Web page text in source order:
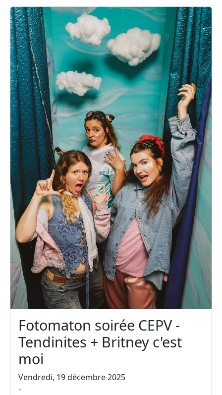
Fotomaton soirée CEPV -
Tendinites + Britney c'est
moi
Vendredi, 19 décembre 2025
-